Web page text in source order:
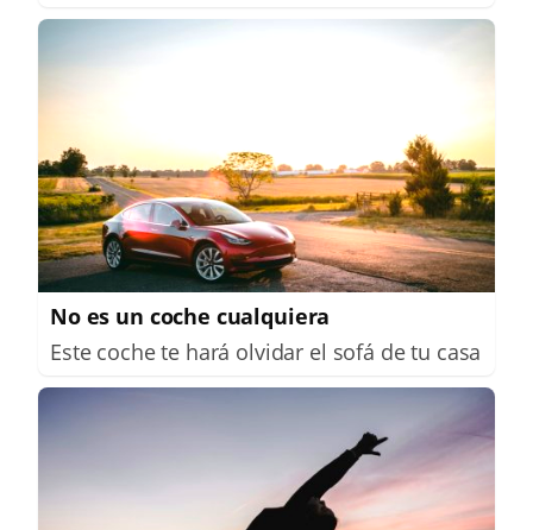
No es un coche cualquiera
Este coche te hará olvidar el sofá de tu casa